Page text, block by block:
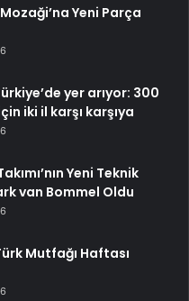
Mozaği’na Yeni Parça
yer arıyor: 300
iki il karşı karşıya
Yeni Teknik
van Bommel Oldu
Mutfağı Haftası